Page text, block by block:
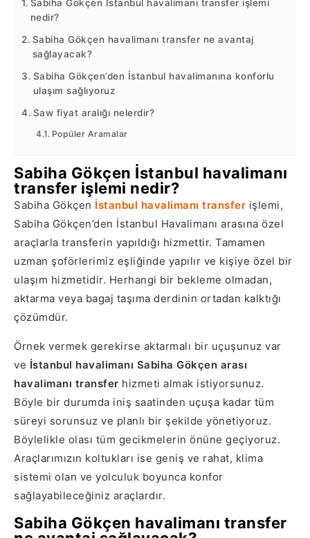
Sabiha Gökçen İstanbul havalimanı transfer işlemi
nedir?
Sabiha Gökçen havalimanı transfer ne avantaj
sağlayacak?
Sabiha Gökçen’den İstanbul havalimanına konforlu
ulaşım sağlıyoruz
Saw fiyat aralığı nelerdir?
Popüler Aramalar
Sabiha Gökçen İstanbul havalimanı
transfer işlemi nedir?
Sabiha Gökçen İstanbul havalimanı transfer işlemi,
Sabiha Gökçen’den İstanbul Havalimanı arasına özel
araçlarla transferin yapıldığı hizmettir. Tamamen
uzman şoförlerimiz eşliğinde yapılır ve kişiye özel bir
ulaşım hizmetidir. Herhangi bir bekleme olmadan,
aktarma veya bagaj taşıma derdinin ortadan kalktığı
çözümdür.
Örnek vermek gerekirse aktarmalı bir uçuşunuz var
ve İstanbul havalimanı Sabiha Gökçen arası
havalimanı transfer hizmeti almak istiyorsunuz.
Böyle bir durumda iniş saatinden uçuşa kadar tüm
süreyi sorunsuz ve planlı bir şekilde yönetiyoruz.
Böylelikle olası tüm gecikmelerin önüne geçiyoruz.
Araçlarımızın koltukları ise geniş ve rahat, klima
sistemi olan ve yolculuk boyunca konfor
sağlayabileceğiniz araçlardır.
Sabiha Gökçen havalimanı transfer